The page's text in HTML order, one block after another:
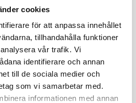
cookies
för att anpassa innehållet
tillhandahålla funktioner
vår trafik. Vi
identifierare och annan
till de sociala medier och
som vi samarbetar med.
informationen med annan